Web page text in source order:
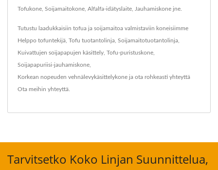
Tofukone, Soijamaitokone, Alfalfa-idätyslaite, Jauhamiskone jne.
Tutustu laadukkaisiin tofua ja soijamaitoa valmistaviin koneisiimme
Helppo tofuntekijä Tofu tuotantolinja Soijamaitotuotantolinja
Kuivattujen soijapapujen käsittely Tofu-puristuskone
Soijapapuriisi-jauhamiskone
Korkean nopeuden vehnälevykäsittelykone ja ota rohkeasti yhteyttä
Ota meihin yhteyttä
Tarvitsetko Koko Linjan Suunnittelua,